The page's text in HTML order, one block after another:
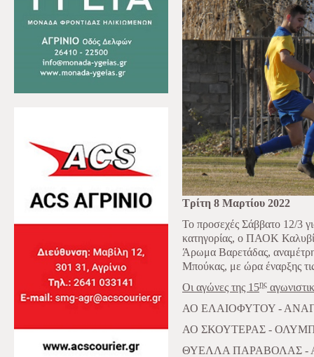
Τρίτη 8 Μαρτίου 2022
Το προσεχές Σάββατο 12/3
κατηγορίας, ο ΠΑΟΚ
Άρωμα Βαρετάδας,
Μπούκας, με ώρα έναρξης
Οι αγώνες της 15ης
ΑΟ ΕΛΑΙΟΦΥΤΟΥ -
ΑΟ ΣΚΟΥΤΕΡΑΣ -
ΘΥΕΛΛΑ ΠΑΡΑΒΟΛΑΣ -